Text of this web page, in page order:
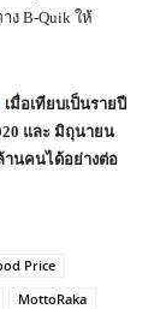
B-Quik ให้
เมื่อเทียบเป็นรายปี
และ มิถุนายน
านคนได้อย่างต่อ
Price
MottoRaka